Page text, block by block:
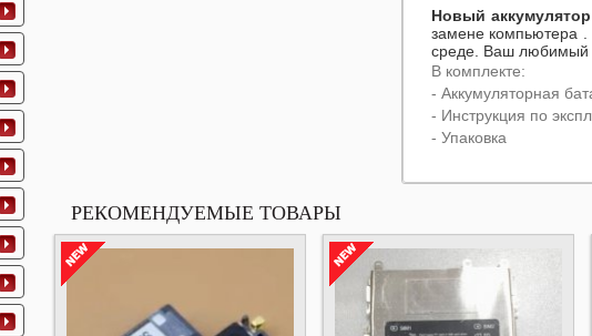
Новый
замене компьютера .
среде. Ваш любимый
В комплекте:
- Аккумуляторная
- Инструкция по
- Упаковка
РЕКОМЕНДУЕМЫЕ ТОВАРЫ